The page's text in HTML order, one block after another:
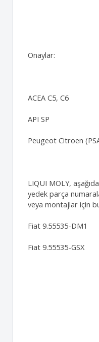
Onaylar:
ACEA C5, C6
API SP
Peugeot Citroen
LIQUI MOLY,
yedek parça
veya montajlar için
Fiat 9.55535-DM1
Fiat 9.55535-GSX